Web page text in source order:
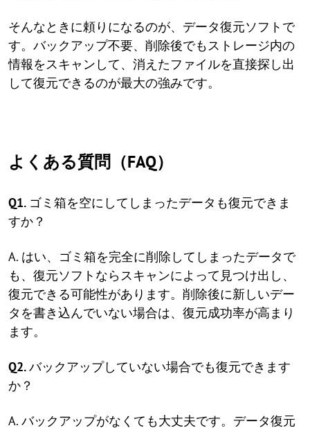
そんなときに頼りになるのが、データ復元ソフトで
す。バックアップ不要、削除後でもストレージ内の
情報をスキャンして、消えたファイルを直接探し出
して復元できるのが最大の強みです。
よくある質問（FAQ）
Q1. ゴミ箱を空にしてしまったデータも復元できま
すか？
A. はい、ゴミ箱を完全に削除してしまったデータで
も、復元ソフトならスキャンによって見つけ出し、
復元できる可能性があります。削除後に新しいデー
タを書き込んでいない場合は、復元成功率が高まり
ます。
Q2.バックアップしていない場合でも復元できます
か？
A. バックアップがなくても大丈夫です。データ復元